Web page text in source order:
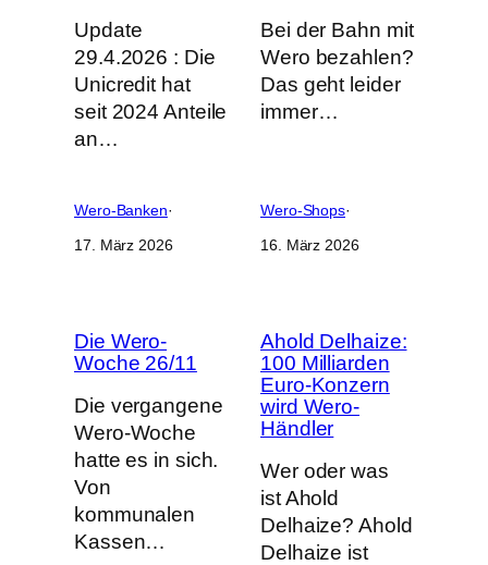
Update
29.4.2026 : Die
Unicredit hat
seit 2024 Anteile
an…
Wero-Banken·
17. März 2026
Bei der Bahn mit
Wero bezahlen?
Das geht leider
immer…
Wero-Shops·
16. März 2026
Die Wero-
Woche 26/11
Die vergangene
Wero-Woche
hatte es in sich.
Von
kommunalen
Kassen…
Ahold Delhaize:
100 Milliarden
Euro-Konzern
wird Wero-
Händler
Wer oder was
ist Ahold
Delhaize? Ahold
Delhaize ist